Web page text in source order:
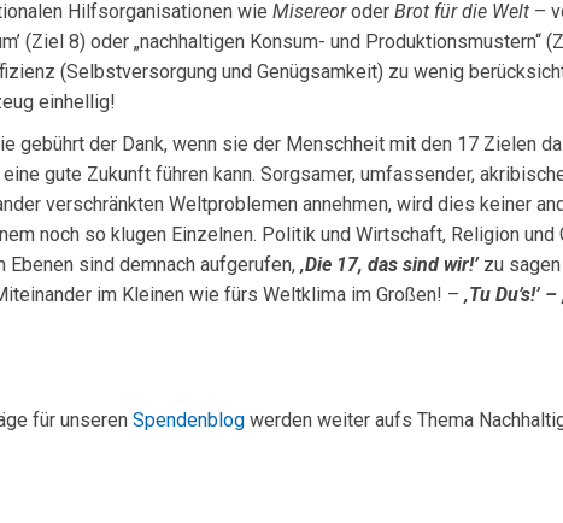
Hilfsorganisationen wie Misereoroder Brot für die Welt –
(Ziel 8) oder „nachhaltigen Kon­sum- und Produktionsmustern“
(Selbstversorgung und Genügsamkeit) zu wenig
einhellig!
gebührt der Dank, wenn sie der Menschheit mit den 17 Zielen
gute Zukunft führen kann. Sorgsamer, umfassender,
verschränkten Weltproblemen annehmen, wird dies keiner
noch so klugen Einzelnen. Politik und Wirtschaft, Religion
Ebenen sind dem­nach aufgerufen, ‚Die 17, das sind wir!’ zu
im Kleinen wie fürs Weltklima im Großen! – ‚Tu Du’s!’
für unseren Spendenblog werden weiter aufs Thema